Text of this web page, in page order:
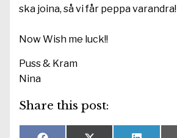
ska joina, så vi får peppa varandra!
Now Wish me luck!!
Puss & Kram
Nina
Share this post: